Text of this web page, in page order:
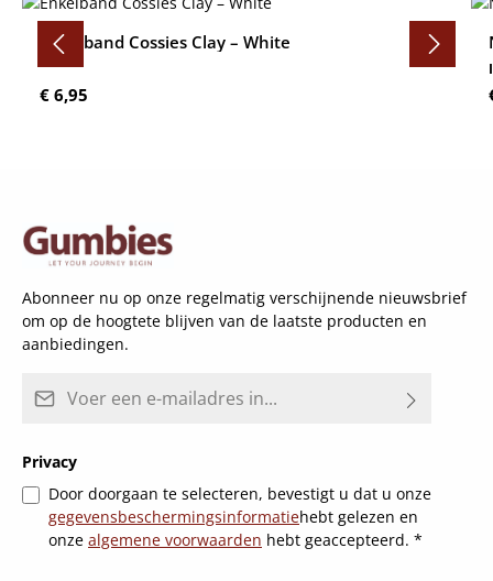
Enkelband Cossies Clay – White
Normale prijs:
€ 6,95
Abonneer nu op onze regelmatig verschijnende nieuwsbrief
om op de hoogtete blijven van de laatste producten en
aanbiedingen.
Privacy
Door doorgaan te selecteren, bevestigt u dat u onze
gegevensbeschermingsinformatiehebt gelezen en
onze algemene voorwaarden hebt geaccepteerd. *